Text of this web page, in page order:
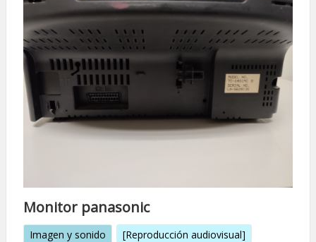
Monitor panasonic
Imagen y sonido [Reproducción audiovisual]